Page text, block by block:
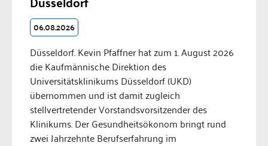
06.08.2026
Düsseldorf. Kevin Pfaffner hat zum 1. August 2026
die Kaufmännische Direktion des
Universitätsklinikums Düsseldorf (UKD)
übernommen und ist damit zugleich
stellvertretender Vorstandsvorsitzender des
Klinikums. Der Gesundheitsökonom bringt rund
zwei Jahrzehnte Berufserfahrung im